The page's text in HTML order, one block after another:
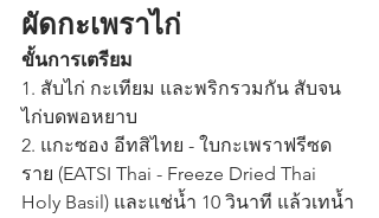
ผัดกะเพราไก่
ขั้นการเตรียม
1. สับไก่ กะเทียม และพริกรวมกัน สับจน
ไก่บดพอหยาบ
2. แกะซอง อีทสิไทย - ใบกะเพราฟรีซด
ราย (EATSI Thai - Freeze Dried Thai
Holy Basil) และแช่น้ำ 10 วินาที แล้วเทน้ำ